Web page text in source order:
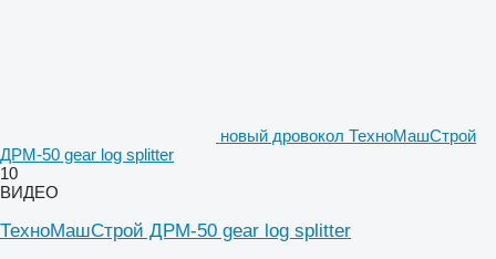
новый дровокол ТехноМашСтрой
ДРМ-50 gear log splitter
10
ВИДЕО
ТехноМашСтрой ДРМ-50 gear log splitter